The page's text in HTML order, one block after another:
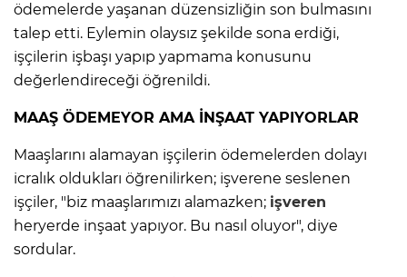
ödemelerde yaşanan düzensizliğin son bulmasını
talep etti. Eylemin olaysız şekilde sona erdiği,
işçilerin işbaşı yapıp yapmama konusunu
değerlendireceği öğrenildi.
MAAŞ ÖDEMEYOR AMA İNŞAAT YAPIYORLAR
Maaşlarını alamayan işçilerin ödemelerden dolayı
icralık oldukları öğrenilirken; işverene seslenen
işçiler, "biz maaşlarımızı alamazken; işveren
heryerde inşaat yapıyor. Bu nasıl oluyor", diye
sordular.